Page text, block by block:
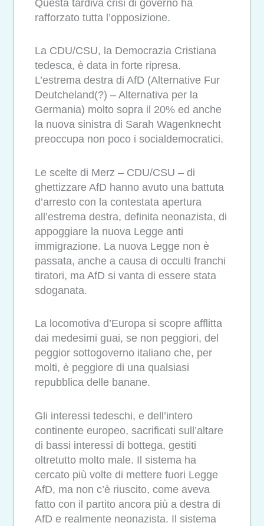
Questa tardiva crisi di governo ha
rafforzato tutta l’opposizione.
La CDU/CSU, la Democrazia Cristiana
tedesca, è data in forte ripresa.
L’estrema destra di AfD (Alternative Fur
Deutcheland(?) – Alternativa per la
Germania) molto sopra il 20% ed anche
la nuova sinistra di Sarah Wagenknecht
preoccupa non poco i socialdemocratici.
Le scelte di Merz – CDU/CSU – di
ghettizzare AfD hanno avuto una battuta
d’arresto con la contestata apertura
all’estrema destra, definita neonazista, di
appoggiare la nuova Legge anti
immigrazione. La nuova Legge non è
passata, anche a causa di occulti franchi
tiratori, ma AfD si vanta di essere stata
sdoganata.
La locomotiva d’Europa si scopre afflitta
dai medesimi guai, se non peggiori, del
peggior sottogoverno italiano che, per
molti, è peggiore di una qualsiasi
repubblica delle banane.
Gli interessi tedeschi, e dell’intero
continente europeo, sacrificati sull’altare
di bassi interessi di bottega, gestiti
oltretutto molto male. Il sistema ha
cercato più volte di mettere fuori Legge
AfD, ma non c’è riuscito, come aveva
fatto con il partito ancora più a destra di
AfD e realmente neonazista. Il sistema